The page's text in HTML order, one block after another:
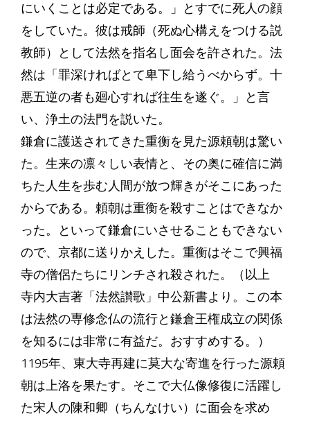
にいくことは必定である。」とすでに死人の顔
をしていた。彼は戒師（死ぬ心構えをつける説
教師）として法然を指名し面会を許された。法
然は「罪深ければとて卑下し給うべからず。十
悪五逆の者も廻心すれば往生を遂ぐ。」と言
い、浄土の法門を説いた。
鎌倉に護送されてきた重衡を見た源頼朝は驚い
た。生来の凛々しい表情と、その奥に確信に満
ちた人生を歩む人間が放つ輝きがそこにあった
からである。頼朝は重衡を殺すことはできなか
った。といって鎌倉にいさせることもできない
ので、京都に送りかえした。重衡はそこで興福
寺の僧侶たちにリンチされ殺された。（以上
寺内大吉著「法然讃歌」中公新書より。この本
は法然の専修念仏の流行と鎌倉王権成立の関係
を知るには非常に有益だ。おすすめする。）
1195年、東大寺再建に莫大な寄進を行った源頼
朝は上洛を果たす。そこで大仏像修復に活躍し
た宋人の陳和卿（ちんなけい）に面会を求め